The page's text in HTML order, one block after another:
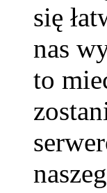
się
nas
to